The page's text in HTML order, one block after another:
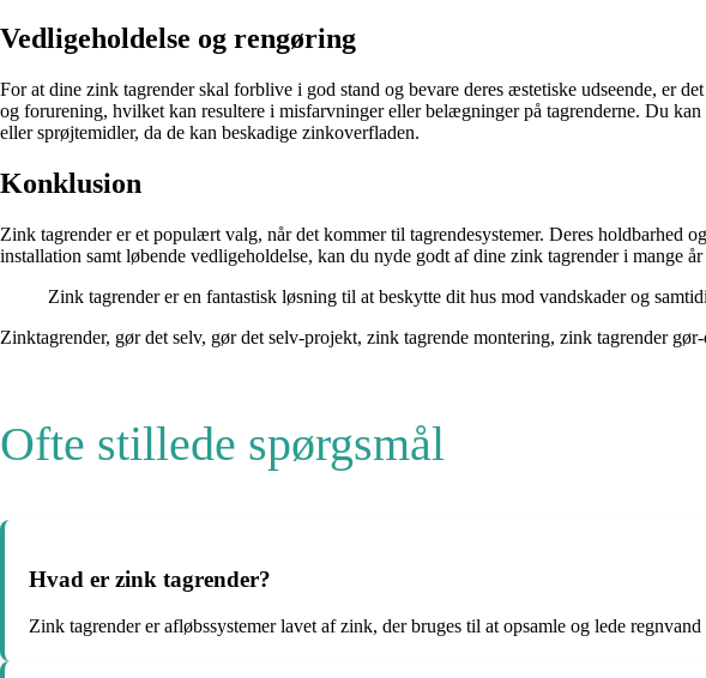
Vedligeholdelse og rengøring
For at dine zink tagrender skal forblive i god stand og bevare deres æstetiske udseende,
og forurening, hvilket kan resultere i misfarvninger eller belægninger på tagrenderne. Du
eller sprøjtemidler, da de kan beskadige zinkoverfladen.
Konklusion
Zink tagrender er et populært valg, når det kommer til tagrendesystemer. Deres holdbarhed
installation samt løbende vedligeholdelse, kan du nyde godt af dine zink tagrender i
Zink tagrender er en fantastisk løsning til at beskytte dit hus mod vandskader og
Zinktagrender, gør det selv, gør det selv-projekt, zink tagrende montering, zink tagrender
Ofte stillede spørgsmål
Hvad er zink tagrender?
Zink tagrender er afløbssystemer lavet af zink, der bruges til at opsamle og lede